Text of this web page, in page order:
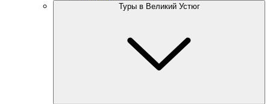
Туры в Великий Устюг